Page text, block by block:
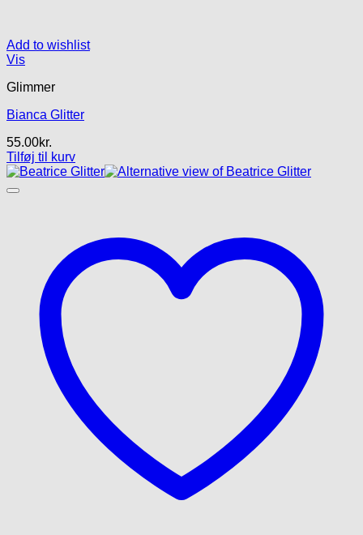
Add to wishlist
Vis
Glimmer
Bianca Glitter
55.00kr.
Tilføj til kurv